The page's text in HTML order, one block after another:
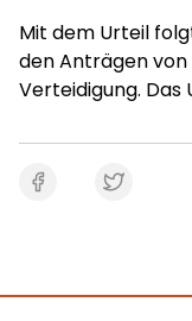
Mit dem Urteil
den Anträgen
Verteidigung.